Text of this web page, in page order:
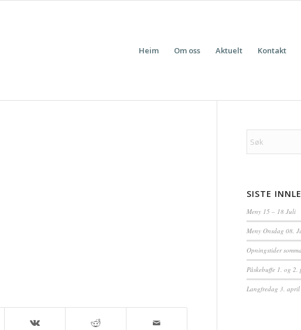
Heim Om oss Aktuelt Kontakt
SISTE
Meny 15 – 18 Juli
Meny Onsdag 08.
Opningstider
Påskebuffe 1. og 2.
Langfredag 3. april